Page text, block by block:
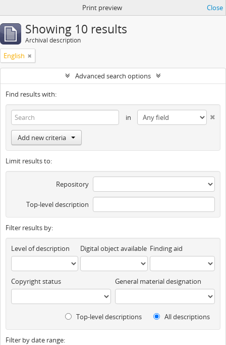
Print preview Close
Showing 10 results
Archival description
English
Advanced search options
Find results with:
in
Add new criteria
Limit results to:
Repository
Top-level description
Filter results by:
Level of description Digital object available Finding aid
Copyright status General material designation
Top-level descriptions All descriptions
Filter by date range: